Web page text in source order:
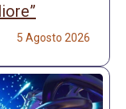
5 Agosto 2026